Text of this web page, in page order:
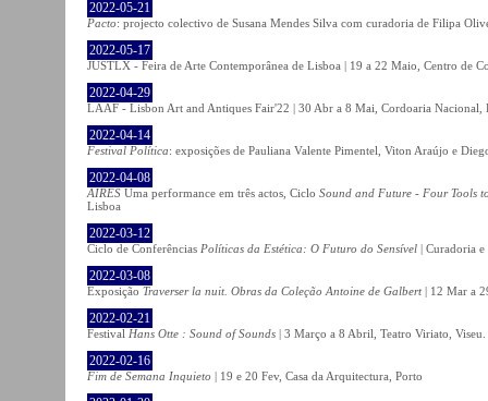
2022-05-21
Pacto: projecto colectivo de Susana Mendes Silva com curadoria de Filipa
2022-05-17
JUSTLX - Feira de Arte Contemporânea de Lisboa | 19 a 22 Maio, Centro de
2022-04-29
LAAF - Lisbon Art and Antiques Fair'22 | 30 Abr a 8 Mai, Cordoaria Nacional,
2022-04-14
Festival Política: exposições de Pauliana Valente Pimentel, Viton Araújo e
2022-04-08
AIRES Uma performance em três actos, Ciclo Sound and Future - Four Tools
Lisboa
2022-03-12
Ciclo de Conferências Políticas da Estética: O Futuro do Sensível | Curadoria
2022-03-08
Exposição Traverser la nuit. Obras da Coleção Antoine de Galbert | 12 Mar a
2022-02-21
Festival Hans Otte : Sound of Sounds | 3 Março a 8 Abril, Teatro Viriato, Viseu.
2022-02-16
Fim de Semana Inquieto | 19 e 20 Fev, Casa da Arquitectura, Porto